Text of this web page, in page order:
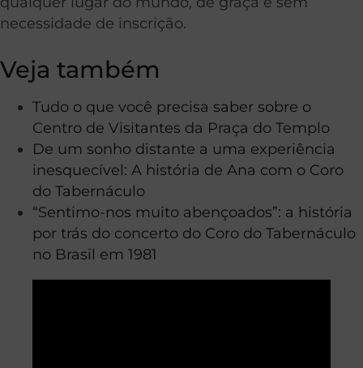
necessidade de inscrição.
Veja também
Tudo o que você precisa saber sobre o
Centro de Visitantes da Praça do Templo
De um sonho distante a uma experiência
inesquecível: A história de Ana com o Coro
do Tabernáculo
“Sentimo-nos muito abençoados”: a história
por trás do concerto do Coro do Tabernáculo
no Brasil em 1981